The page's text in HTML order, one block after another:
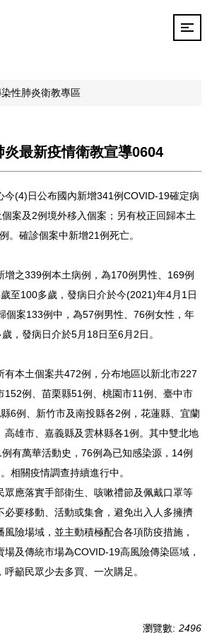
性肺炎衛教專區
炎最新疫情衛教宣導0604
今(4)日公布國內新增341例COVID-19確定病
案及2例境外移入個案；另有校正回歸本土
。確診個案中新增21例死亡。
增之339例本土病例，為170例男性、169例
至100多歲，發病日介於今(2021)年4月1日
個案133例中，為57例男性、76例女性，年
，發病日介於5月18日至6月2日。
有本土個案共472例，分布地區以新北市227
152例、苗栗縣51例、桃園市11例、臺中市
6例、新竹市及南投縣各2例，花蓮縣、宜蘭
高雄市、嘉義縣及雲林縣各1例。其中雙北地
有萬華活動史，76例為已知感染源，14例
相關疫情調查持續進行中。
眾應落實手部衛生、咳嗽禮節及佩戴口罩等
必要移動、活動或集會，避免出入人多擁擠
險場域，並主動積極配合各項防疫措施，
及傳統市場為COVID-19高風險傳染區域，
籲民眾少去多買、一次購足。
瀏覽數: 2496